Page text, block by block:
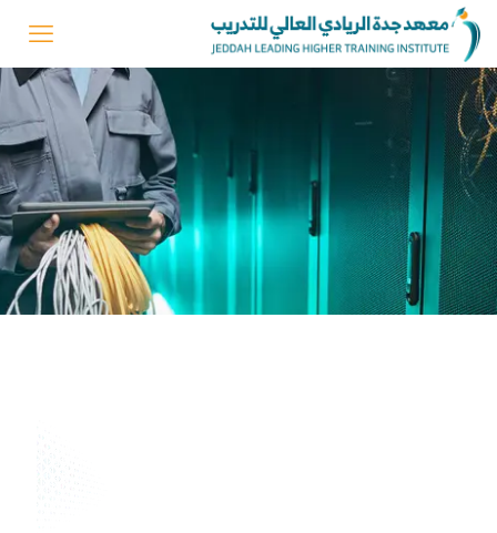
دبلوم الحاسب وتقنية
المعلومات - تخصص شبكات
الحاسب